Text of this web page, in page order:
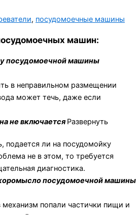
, посудомоечные машины
машин:
посудомоечной машины
в неправильном размещении
может течь, даже если
не включаетсяРазвернуть
подается ли на посудомойку
не в этом, то требуется
диагностика.
посудомоечной машины
механизм попали частички пищи и